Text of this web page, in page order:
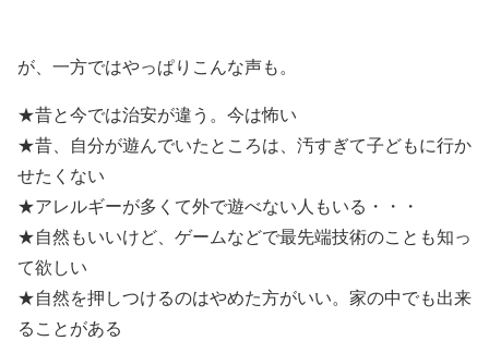
が、一方ではやっぱりこんな声も。
★昔と今では治安が違う。今は怖い
★昔、自分が遊んでいたところは、汚すぎて子どもに行か
せたくない
★アレルギーが多くて外で遊べない人もいる・・・
★自然もいいけど、ゲームなどで最先端技術のことも知っ
て欲しい
★自然を押しつけるのはやめた方がいい。家の中でも出来
ることがある